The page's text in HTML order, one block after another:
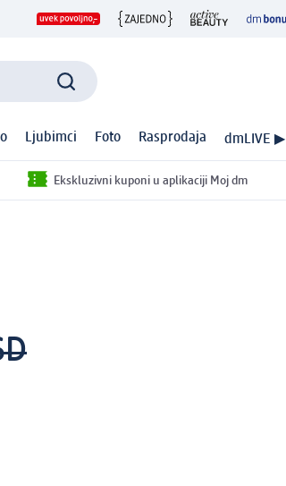
Ljubimci Foto Rasprodaja dmLIVE ▶
Ekskluzivni kuponi u aplikaciji Moj dm